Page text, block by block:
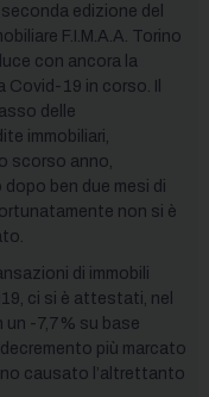
edizione del
F.I.M.A.A. Torino
con ancora la
Covid-19 in corso. Il
delle
immobiliari,
scorso anno,
ben due mesi di
non si è
di immobili
ci si è attestati, nel
un -7,7% su base
più marcato
causato l’altrettanto